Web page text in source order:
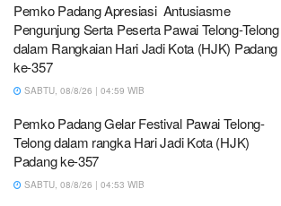
Pemko Padang Apresiasi Antusiasme
Pengunjung Serta Peserta Pawai Telong-Telong
dalam Rangkaian Hari Jadi Kota (HJK) Padang
ke-357
SABTU, 08/8/26 | 04:59 WIB
Pemko Padang Gelar Festival Pawai Telong-
Telong dalam rangka Hari Jadi Kota (HJK)
Padang ke-357
SABTU, 08/8/26 | 04:53 WIB